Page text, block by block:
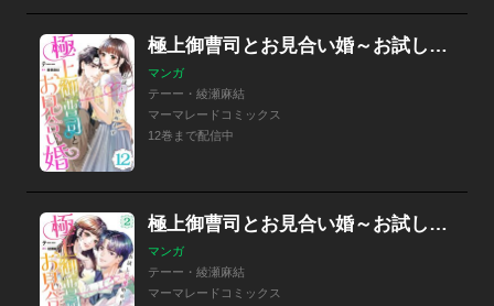
極上御曹司とお見合い婚～お試し恋愛始めます～【分冊版】
マンガ
テーー・綾瀬麻結
マーマレードコミックス
12巻まで配信中
極上御曹司とお見合い婚～お試し恋愛始めます～
マンガ
テーー・綾瀬麻結
マーマレードコミックス